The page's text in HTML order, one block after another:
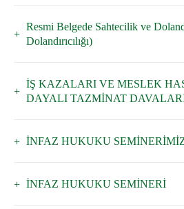
Resmi Belgede Sahtecilik ve
Dolandırıcılığı)
İŞ KAZALARI VE MESLEK
DAYALI TAZMİNAT
İNFAZ HUKUKU
İNFAZ HUKUKU SEMİNERİ